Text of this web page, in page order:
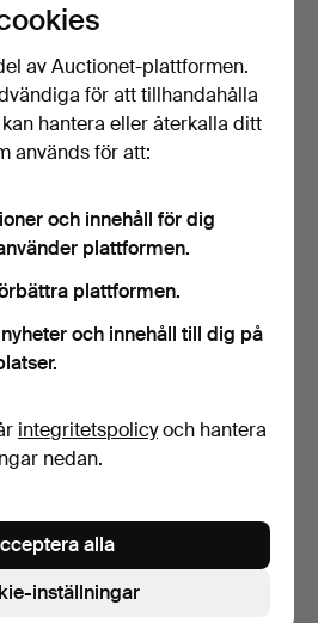
SILVERPLÄTERAT, parti.
Klubbades 30 apr 2026
2 bud
av Auctionet-plattformen.
för att tillhandahålla
hantera eller återkalla ditt
används för att:
och innehåll för dig
plattformen.
plattformen.
och innehåll till dig på
integritetspolicyoch hantera
nedan.
inställningar
alla